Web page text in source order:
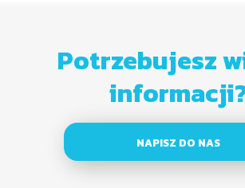
Potrzebujesz
NAPISZ DO NAS